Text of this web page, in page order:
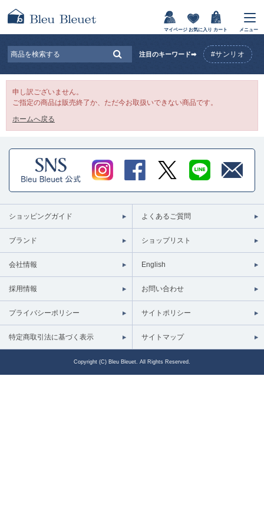
マイページ お気に入り カート メニュー
注目のキーワード➡ #サンリオ
申し訳ございません。
ご指定の商品は販売終了か、ただ今お取扱いできない商品です。
ホームへ戻る
ショッピングガイド よくあるご質問
ブランド ショップリスト
会社情報 English
採用情報 お問い合わせ
プライバシーポリシー サイトポリシー
特定商取引法に基づく表示 サイトマップ
Copyright (C) Bleu Bleuet. All Rights Reserved.